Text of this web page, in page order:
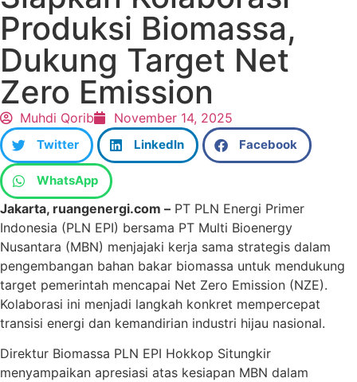
Produksi Biomassa,
Dukung Target Net
Zero Emission
Muhdi Qorib November 14, 2025
Twitter LinkedIn Facebook
WhatsApp
Jakarta, ruangenergi.com – PT PLN Energi Primer
Indonesia (PLN EPI) bersama PT Multi Bioenergy
Nusantara (MBN) menjajaki kerja sama strategis dalam
pengembangan bahan bakar biomassa untuk mendukung
target pemerintah mencapai Net Zero Emission (NZE).
Kolaborasi ini menjadi langkah konkret mempercepat
transisi energi dan kemandirian industri hijau nasional.
Direktur Biomassa PLN EPI Hokkop Situngkir
menyampaikan apresiasi atas kesiapan MBN dalam